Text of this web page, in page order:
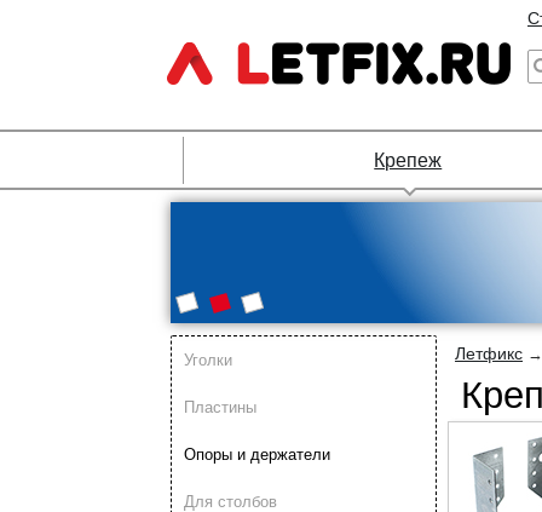
Крепеж
Уголки
Пластины
Опоры и держатели
Для столбов
Летфикс